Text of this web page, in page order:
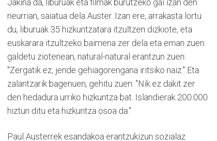
Jakina da, liburuak eta filmak burutzeko gai izan den
neurrian, saiatua dela Auster. Izan ere, arrakasta lortu
du, liburuak 35 hizkuntzatara itzultzen dizkiote, eta
euskarara itzultzeko baimena zer dela eta eman zuen
galdetu ziotenean, natural-natural erantzun zuen:
"Zergatik ez, jende gehiagorengana iritsiko naiz." Eta
zalantzarik bagenuen, gehitu zuen: "Nik ez dakit zer
den hedadura urriko hizkuntza bat. Islandierak 200.000
hiztun ditu eta hizkuntza osoa da."
Paul Austerrek esandakoa erantzukizun sozialaz